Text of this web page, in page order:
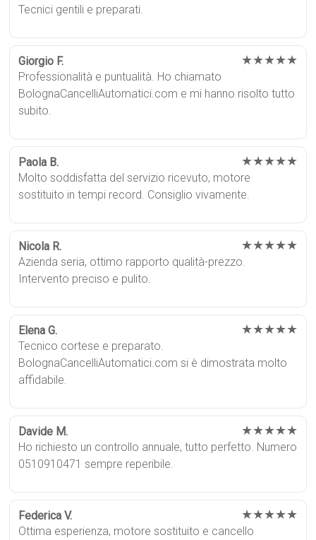
Tecnici gentili e preparati.
Giorgio F. ★★★★★
Professionalità e puntualità. Ho chiamato
BolognaCancelliAutomatici.com e mi hanno risolto tutto
subito.
Paola B. ★★★★★
Molto soddisfatta del servizio ricevuto, motore
sostituito in tempi record. Consiglio vivamente.
Nicola R. ★★★★★
Azienda seria, ottimo rapporto qualità-prezzo.
Intervento preciso e pulito.
Elena G. ★★★★★
Tecnico cortese e preparato.
BolognaCancelliAutomatici.com si è dimostrata molto
affidabile.
Davide M. ★★★★★
Ho richiesto un controllo annuale, tutto perfetto. Numero
0510910471 sempre reperibile.
Federica V. ★★★★★
Ottima esperienza, motore sostituito e cancello